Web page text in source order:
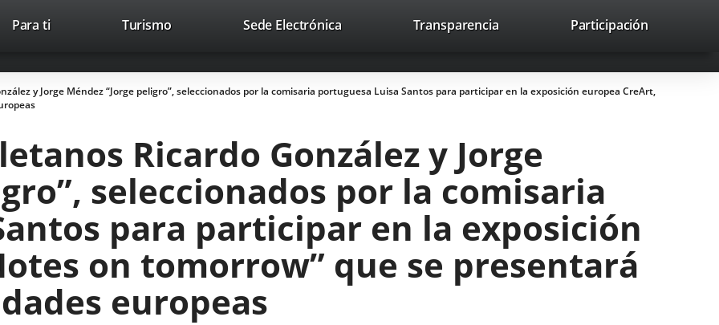
Trabaja con nosotros Contacto avaHeaderSocial
Enlace
una
aplicación
Enlace
una
aplicación
Enlace
una
aplicación
Recherche
Para ti TurismoEste
abrirá
en
nueva.
Sede ElectrónicaEnlace
aplicación
externa.
Transparencia Participación
y Jorge Méndez “Jorge peligro”, seleccionados por la comisaria portuguesa Luisa Santos para participar en la exposición europea CreArt,
Ricardo González y Jorge
seleccionados por la comisaria
para participar en la exposición
on tomorrow” que se presentará
europeas